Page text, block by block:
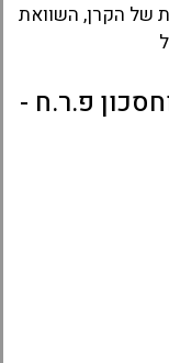
של הקרן, השוואת
פ.ר.ח -